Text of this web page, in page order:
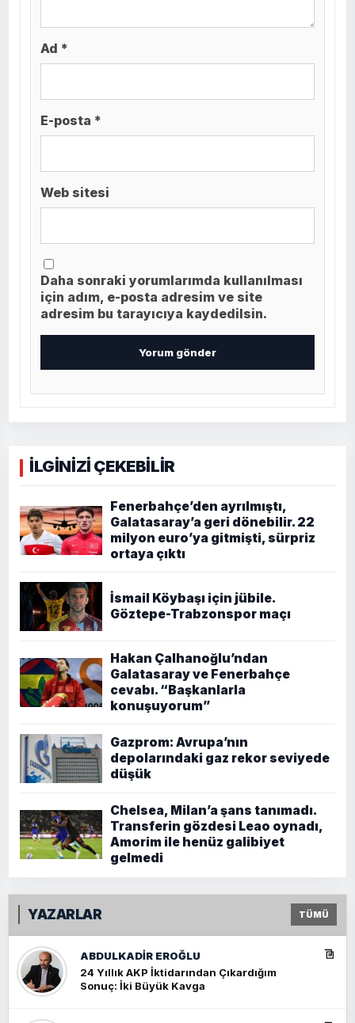
Ad *
E-posta *
Web sitesi
Daha sonraki yorumlarımda kullanılması
için adım, e-posta adresim ve site
adresim bu tarayıcıya kaydedilsin.
İLGİNİZİ ÇEKEBİLİR
Fenerbahçe’den ayrılmıştı,
Galatasaray’a geri dönebilir. 22
milyon euro’ya gitmişti, sürpriz
ortaya çıktı
İsmail Köybaşı için jübile.
Göztepe-Trabzonspor maçı
Hakan Çalhanoğlu’ndan
Galatasaray ve Fenerbahçe
cevabı. “Başkanlarla
konuşuyorum”
Gazprom: Avrupa’nın
depolarındaki gaz rekor seviyede
düşük
Chelsea, Milan’a şans tanımadı.
Transferin gözdesi Leao oynadı,
Amorim ile henüz galibiyet
gelmedi
YAZARLAR TÜMÜ
ABDULKADIR EROĞLU
24 Yıllık AKP İktidarından Çıkardığım
Sonuç: İki Büyük Kavga